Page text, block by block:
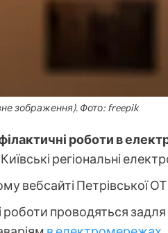
зображення). Фото: freepik
роботи в
регіональні
вебсайті Петрівської
проводяться задля